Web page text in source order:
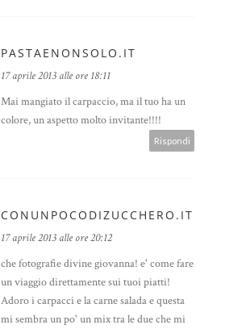
PASTAENONSOLO.IT
17 aprile 2013 alle ore 18:11
Mai mangiato il carpaccio, ma il tuo ha un
colore, un aspetto molto invitante!!!!
Rispondi
CONUNPOCODIZUCCHERO.IT
17 aprile 2013 alle ore 20:12
che fotografie divine giovanna! e' come fare
un viaggio direttamente sui tuoi piatti!
Adoro i carpacci e la carne salada e questa
mi sembra un po' un mix tra le due che mi